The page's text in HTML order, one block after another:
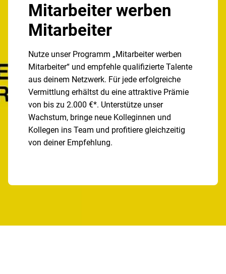
Mitarbeiter werben
Mitarbeiter
Nutze unser Programm „Mitarbeiter werben
Mitarbeiter“ und empfehle qualifizierte Talente
aus deinem Netzwerk. Für jede erfolgreiche
Vermittlung erhältst du eine attraktive Prämie
von bis zu 2.000 €*. Unterstütze unser
Wachstum, bringe neue Kolleginnen und
Kollegen ins Team und profitiere gleichzeitig
von deiner Empfehlung.